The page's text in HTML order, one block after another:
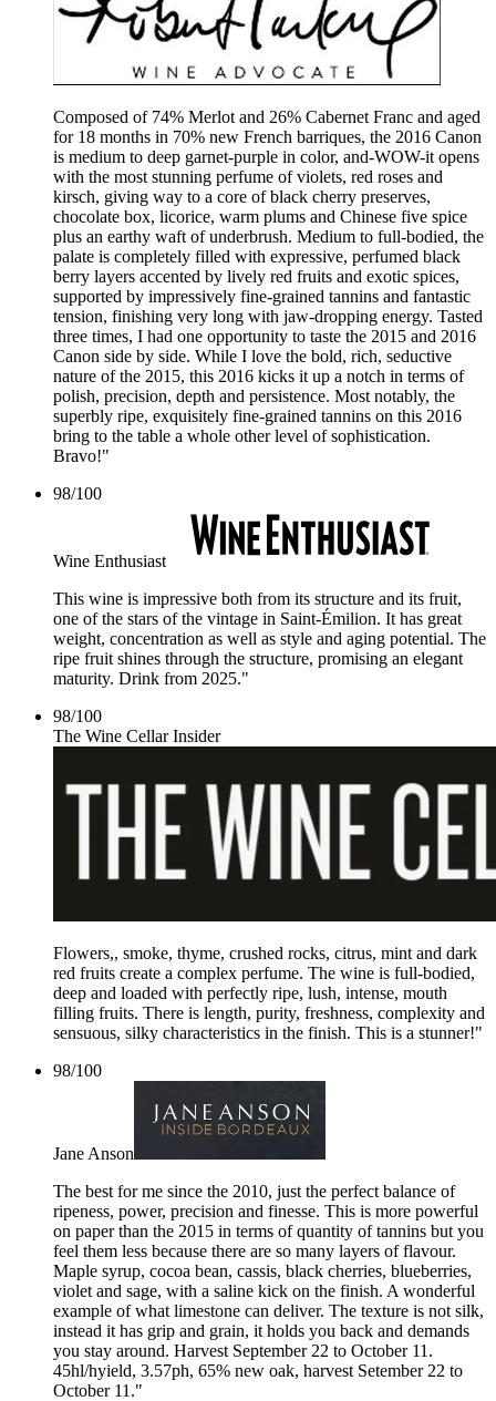
Composed of 74% Merlot and 26% Cabernet Franc and aged
for 18 months in 70% new French barriques, the 2016 Canon
is medium to deep garnet-purple in color, and-WOW-it opens
with the most stunning perfume of violets, red roses and
kirsch, giving way to a core of black cherry preserves,
chocolate box, licorice, warm plums and Chinese five spice
plus an earthy waft of underbrush. Medium to full-bodied, the
palate is completely filled with expressive, perfumed black
berry layers accented by lively red fruits and exotic spices,
supported by impressively fine-grained tannins and fantastic
tension, finishing very long with jaw-dropping energy. Tasted
three times, I had one opportunity to taste the 2015 and 2016
Canon side by side. While I love the bold, rich, seductive
nature of the 2015, this 2016 kicks it up a notch in terms of
polish, precision, depth and persistence. Most notably, the
superbly ripe, exquisitely fine-grained tannins on this 2016
bring to the table a whole other level of sophistication.
Bravo!"
98/100
Wine Enthusiast
This wine is impressive both from its structure and its fruit,
one of the stars of the vintage in Saint-Émilion. It has great
weight, concentration as well as style and aging potential. The
ripe fruit shines through the structure, promising an elegant
maturity. Drink from 2025."
98/100
The Wine Cellar Insider
Flowers,, smoke, thyme, crushed rocks, citrus, mint and dark
red fruits create a complex perfume. The wine is full-bodied,
deep and loaded with perfectly ripe, lush, intense, mouth
filling fruits. There is length, purity, freshness, complexity and
sensuous, silky characteristics in the finish. This is a stunner!"
98/100
Jane Anson
The best for me since the 2010, just the perfect balance of
ripeness, power, precision and finesse. This is more powerful
on paper than the 2015 in terms of quantity of tannins but you
feel them less because there are so many layers of flavour.
Maple syrup, cocoa bean, cassis, black cherries, blueberries,
violet and sage, with a saline kick on the finish. A wonderful
example of what limestone can deliver. The texture is not silk,
instead it has grip and grain, it holds you back and demands
you stay around. Harvest September 22 to October 11.
45hl/hyield, 3.57ph, 65% new oak, harvest Setember 22 to
October 11."